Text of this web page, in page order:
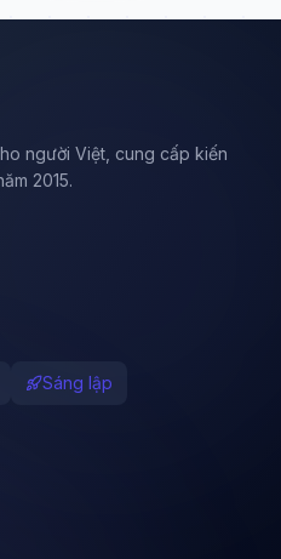
người Việt, cung cấp kiến
2015.
Sáng lập
TuDienWiki. Hãy hỏi tôi bất kỳ điều gì